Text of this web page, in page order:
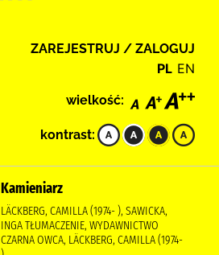
ZAREJESTRUJ / ZALOGUJ
PL EN
wielkość:
kontrast:
Kamieniarz
LÄCKBERG, CAMILLA (1974- ), SAWICKA,
INGA TŁUMACZENIE, WYDAWNICTWO
CZARNA OWCA, LÄCKBERG, CAMILLA (1974-